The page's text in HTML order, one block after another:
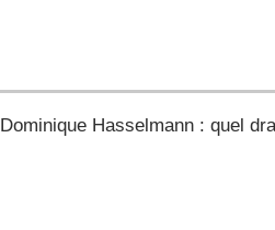
Hasselmann : quel